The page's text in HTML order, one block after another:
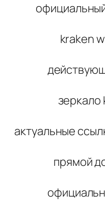
kraken
зеркало
актуальные
прямой